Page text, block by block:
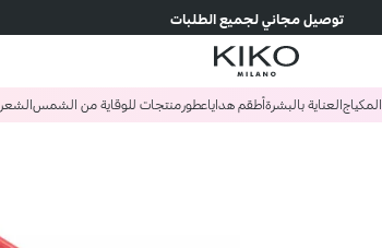
توصيل مجاني لجميع الطلبات
المكياجالعناية بالبشرةأطقم هداياعطورمنتجات للوقاية من الشمسالشعر